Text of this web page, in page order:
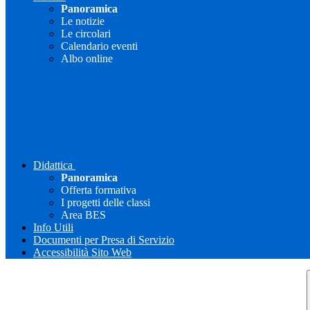
Panoramica
Le notizie
Le circolari
Calendario eventi
Albo online
Didattica
Panoramica
Offerta formativa
I progetti delle classi
Area BES
Info Utili
Documenti per Presa di Servizio
Accessibilità Sito Web